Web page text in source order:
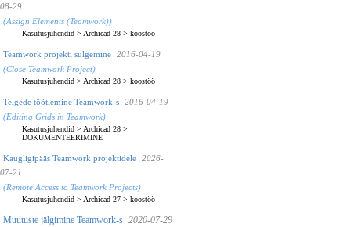
08-29
(Assign Elements (Teamwork))
Kasutusjuhendid > Archicad 28 > koostöö
Teamwork projekti sulgemine
2016-04-19
(Close Teamwork Project)
Kasutusjuhendid > Archicad 28 > koostöö
Telgede töötlemine Teamwork-s
2016-04-19
(Editing Grids in Teamwork)
Kasutusjuhendid > Archicad 28 >
DOKUMENTEERIMINE
Kaugligipääs Teamwork projektidele
2026-
07-21
(Remote Access to Teamwork Projects)
Kasutusjuhendid > Archicad 27 > koostöö
Muutuste jälgimine Teamwork-s 2020-07-29